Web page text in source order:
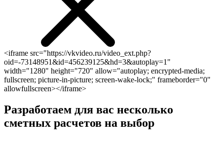
<iframe src="https://vkvideo.ru/video_ext.php?
oid=-73148951&id=456239125&hd=3&autoplay=1"
width="1280" height="720" allow="autoplay; encrypted-media;
fullscreen; picture-in-picture; screen-wake-lock;" frameborder="0"
allowfullscreen></iframe>
Разработаем для вас несколько
сметных расчетов на выбор